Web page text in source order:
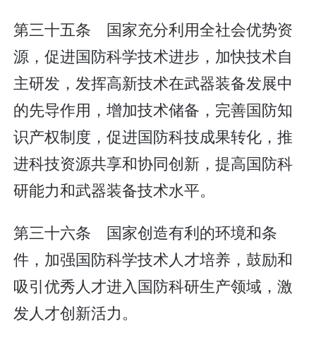
第三十五条 国家充分利用全社会优势资
源，促进国防科学技术进步，加快技术自
主研发，发挥高新技术在武器装备发展中
的先导作用，增加技术储备，完善国防知
识产权制度，促进国防科技成果转化，推
进科技资源共享和协同创新，提高国防科
研能力和武器装备技术水平。
第三十六条 国家创造有利的环境和条
件，加强国防科学技术人才培养，鼓励和
吸引优秀人才进入国防科研生产领域，激
发人才创新活力。